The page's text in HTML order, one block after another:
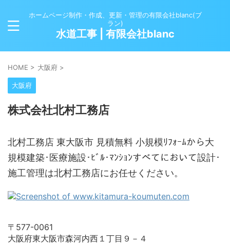
ホームページ制作・作成、更新・管理の有限会社blanc(ブ
ラン)
水道工事 | 有限会社blanc
HOME > 大阪府 >
大阪府
株式会社北村工務店
北村工務店 東大阪市 見積無料 小規模ﾘﾌｫｰﾑから大
規模建築･医療施設･ﾋﾞﾙ･ﾏﾝｼｮﾝすべてにおいて設計･
施工管理は北村工務店にお任せください。
〒577-0061
大阪府東大阪市森河内西１丁目９－４